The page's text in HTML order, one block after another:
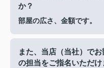
か？
部屋の広さ、金額です。
また、当店（当社）で
の担当をご指名いただけ